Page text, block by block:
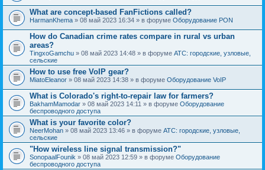
What are concept-based FanFictions called?
HarmanKhema » 08 май 2023 16:34 » в форуме Оборудование PON
How do Canadian crime rates compare in rural vs urban
areas?
TingxoGamchu » 08 май 2023 14:48 » в форуме АТС: городские, узловые,
сельские
How to use free VoIP gear?
MiatoEleanor » 08 май 2023 14:38 » в форуме Оборудование VoIP
What is Colorado's right-to-repair law for farmers?
BakhamMamodar » 08 май 2023 14:11 » в форуме Оборудование
беспроводного доступа
What is your favorite color?
NeerMohan » 08 май 2023 13:46 » в форуме АТС: городские, узловые,
сельские
"How wireless line signal transmission?"
SonopaalFounik » 08 май 2023 12:59 » в форуме Оборудование
беспроводного доступа